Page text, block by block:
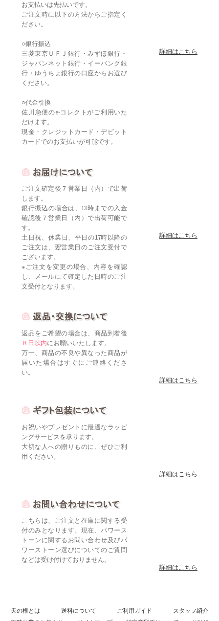
お支払いは先払いです。
ご注文時に以下の方法からご指定く
ださい。
○銀行振込
三菱東京ＵＦＪ銀行・みずほ銀行・
ジャパンネット銀行・イーバンク銀
行・ゆうちょ銀行の口座からお選び
ください。
○代金引換
佐川急便のe-コレクトがご利用いた
だけます。
現金・クレジットカード・デビット
カードでのお支払いが可能です。
詳細はこちら
ご注文確定後７営業日（内）で出荷
します。
銀行振込の場合は、13時までの入金
確認後７営業日（内）で出荷可能で
す。
土日祝、休業日、平日の17時以降の
ご注文は、翌営業日のご注文受付で
ございます。
※ご注文を変更の場合、内容を確認
し、メールにて確定した日時のご注
文受付となります。
詳細はこちら
返品をご希望の場合は、商品到着後
８日以内にお願いいたします。
万一、商品の不良や異なった商品が
届いた場合はすぐにご連絡くださ
い。
詳細はこちら
お祝いやプレゼントに最適なラッピ
ングサービスを承ります。
大切な人への贈りものに、ぜひご利
用ください。
詳細はこちら
こちらは、ご注文と在庫に関する受
付のみとなります。現在、パワース
トーンに関するお問い合わせ及びパ
ワーストーン選びについてのご質問
などは受け付けておりません。
詳細はこちら
天の根とは 送料について ご利用ガイド
スタッフ紹介